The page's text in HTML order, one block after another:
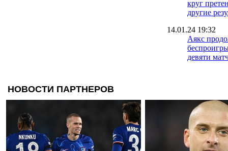
круг
другие
14.01.24 19:32
Аякс
девяти
29.10.23 16:42
Твенте
обходит